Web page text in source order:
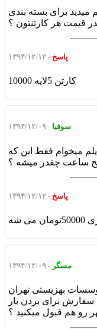
برای بسته بندی
قیمت هر کارتنتون ؟
پاسخ - ۱۳۹۴/۱۲/۱۲
کارتن 5لایه 10000
سوفیا - ۱۳۹۴/۱۲/۰۹
میخوام فقط این که
پاسخ - ۱۳۹۴/۱۲/۱۲
می شه
مسگر - ۱۳۹۴/۱۲/۰۹
بهزیستی تهران
سفارش برای بردن بار
رو هم قبول میکنید ؟